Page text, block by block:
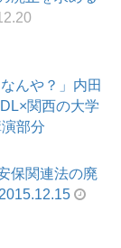
んや？」内田
関西の大学
部分
保関連法の廃